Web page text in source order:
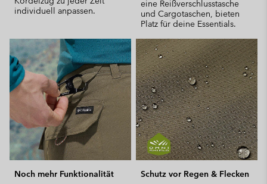
individuell anpassen.
eine Reißverschlusstasche
und Cargotaschen, bieten
Platz für deine Essentials.
Noch mehr Funktionalität
Schutz vor Regen & Flecken